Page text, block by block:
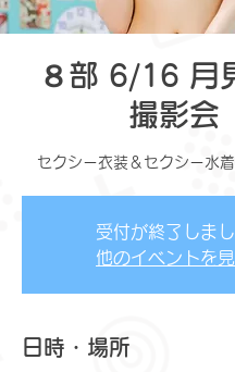
８部 6/16 月
撮影会
セクシー衣装＆セクシー水
受付が終了しま
他のイベントを
日時・場所